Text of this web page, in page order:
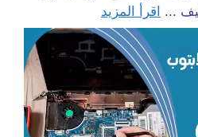
... اقرأ المزيد